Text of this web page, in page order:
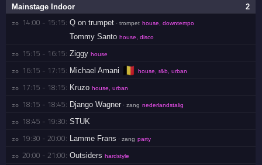
2
Mainstage Indoor
zo 14:00 - 15:15: Q on trumpet · trompet house, downtempo
Tommy Santo house, disco
zo 15:15 - 16:15: Ziggy house
zo 16:15 - 17:15: Michael Amani 🇧🇪 house, r&b, urban
zo 17:15 - 18:15: Kruzo house, urban
zo 18:15 - 18:45: Django Wagner · zang nederlandstalig
zo 18:45 - 19:30: STUK
zo 19:30 - 20:00: Lamme Frans · zang party
zo 20:00 - 21:00: Outsiders hardstyle